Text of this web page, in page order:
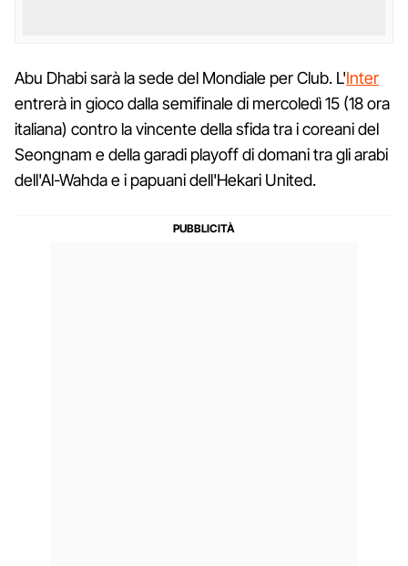
Abu Dhabi sarà la sede del Mondiale per Club. L'Inter
entrerà in gioco dalla semifinale di mercoledì 15 (18 ora
italiana) contro la vincente della sfida tra i coreani del
Seongnam e della garadi playoff di domani tra gli arabi
dell'Al-Wahda e i papuani dell'Hekari United.